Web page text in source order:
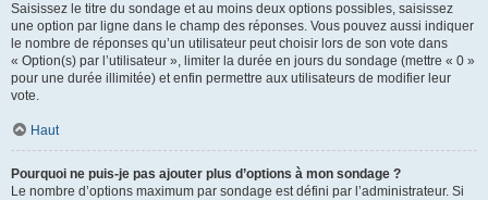
Saisissez le titre du sondage et au moins deux options possibles, saisissez
une option par ligne dans le champ des réponses. Vous pouvez aussi indiquer
le nombre de réponses qu’un utilisateur peut choisir lors de son vote dans
« Option(s) par l’utilisateur », limiter la durée en jours du sondage (mettre « 0 »
pour une durée illimitée) et enfin permettre aux utilisateurs de modifier leur
vote.
Haut
Pourquoi ne puis-je pas ajouter plus d’options à mon sondage ?
Le nombre d’options maximum par sondage est défini par l’administrateur. Si